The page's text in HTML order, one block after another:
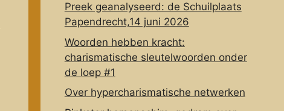
Preek geanalyseerd: de Schuilplaats
Papendrecht,14 juni 2026
Woorden hebben kracht:
charismatische sleutelwoorden onder
de loep #1
Over hypercharismatische netwerken